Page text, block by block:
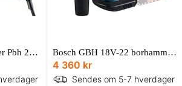
Bosch DIY Borhammer Pbh 2500 Sre I Koffert Bosch GBH 18V-22 borhammer med GDE 18V-12 uten batteri og lader i L-BOXX
4 360 kr
Sendes om 5-7 hverdager